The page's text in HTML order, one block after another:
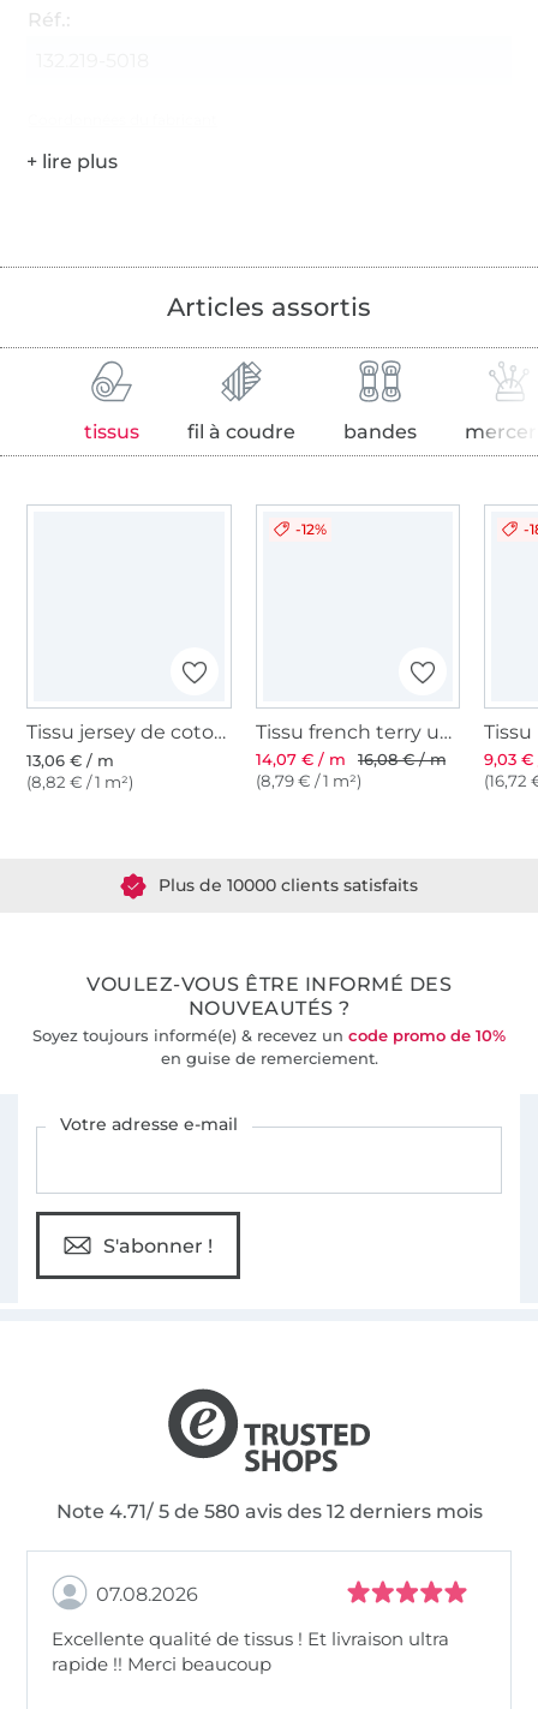
Réf.:
Articles assortis
tissus fil à coudre bandes
Tissu jersey de coton uni, fuchsia
13,06 € / m
(8,82 € / 1 m²)
-12%
Tissu french terry uni, rose fuchsia
14,07 € / m
16,08 € / m
(8,79 € / 1 m²)
-
9,03
(16,72
VOULEZ-VOUS ÊTRE INFORMÉ DES
NOUVEAUTÉS ?
Soyez toujours informé(e) & recevez un code promo de 10%
en guise de remerciement.
Votre adresse e-mail
S'abonner !
Note 4.71/ 5 de 580 avis des 12 derniers mois
07.08.2026
Excellente qualité de tissus ! Et livraison ultra
rapide !! Merci beaucoup